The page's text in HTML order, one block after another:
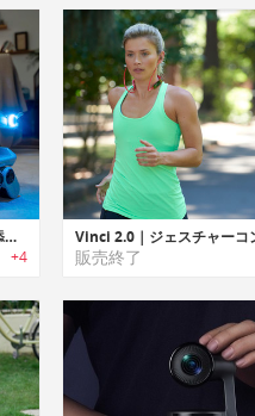
Yonbo｜話して、覚えて、寄り添う。記憶力付き感情表現ロボット
+4 販売終了